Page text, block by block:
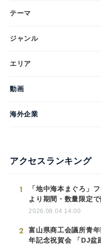
テーマ
ジャンル
エリア
動画
海外企業
アクセスランキング
1
「地中海本まぐろ」
より期間・数量限定
2026.08.04 14:00
2
富山県商工会議所青
年記念祝賀会 「DJ盆